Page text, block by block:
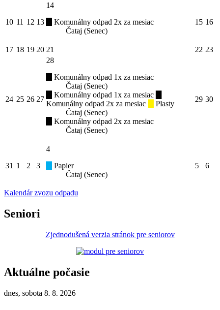
10 11 12 13
14
Komunálny odpad 2x za mesiac
Čataj (Senec)
15 16
17 18 19 20 21 22 23
24 25 26 27
28
Komunálny odpad 1x za mesiac
Čataj (Senec)
Komunálny odpad 1x za mesiac
Komunálny odpad 2x za mesiac
Plasty
Čataj (Senec)
Komunálny odpad 2x za mesiac
Čataj (Senec)
29 30
31 1 2 3
4
Papier
Čataj (Senec)
5 6
Kalendár zvozu odpadu
Seniori
Zjednodušená verzia stránok pre seniorov
Aktuálne počasie
dnes, sobota 8. 8. 2026